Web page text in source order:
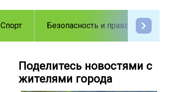
Спорт Безопасность и правопорядок
Поделитесь новостями с
жителями города